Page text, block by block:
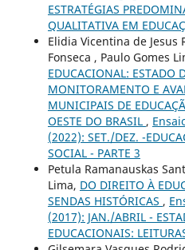
ESTRATÉGIAS
QUALITATIVA EM
Elidia Vicentina de Jesus
Fonseca , Paulo Gomes
EDUCACIONAL: ESTADO
MONITORAMENTO E
MUNICIPAIS DE
OESTE DO BRASIL ,
(2022): SET./DEZ. -
SOCIAL - PARTE 3
Petula Ramanauskas
Lima, DO DIREITO À
SENDAS HISTÓRICAS ,
(2017): JAN./ABRIL -
EDUCACIONAIS: